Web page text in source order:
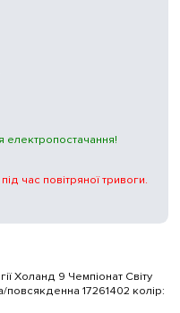
Холанд 9 Чемпіонат Світу
повсякденна 17261402 колiр:
час повітряної тривоги.